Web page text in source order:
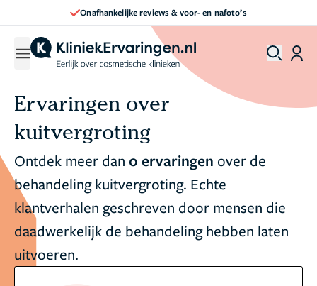
Onafhankelijke reviews & voor- en nafoto’s
Ervaringen over
kuitvergroting
Ontdek meer dan 0 ervaringen over de
behandeling kuitvergroting. Echte
klantverhalen geschreven door mensen die
daadwerkelijk de behandeling hebben laten
uitvoeren.